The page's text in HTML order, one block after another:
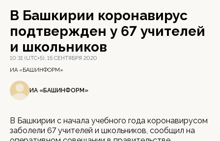
В Башкирии коронавирус
подтвержден у 67 учителей
и школьников
10:31 (UTC+5), 15 СЕНТЯБРЯ 2020
ИА «БАШИНФОРМ»
ИА «БАШИНФОРМ»
В Башкирии с начала учебного года коронавирусом
заболели 67 учителей и школьников, сообщил на